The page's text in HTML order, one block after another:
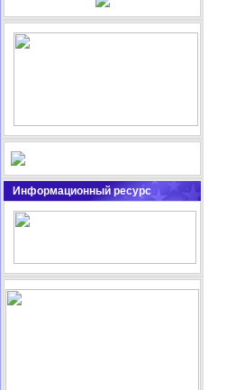
Информационный ресурс